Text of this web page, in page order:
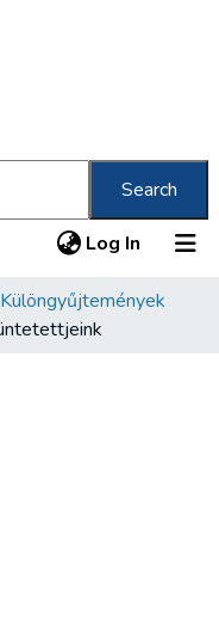
Search
Log In (current)
Különgyűjtemények